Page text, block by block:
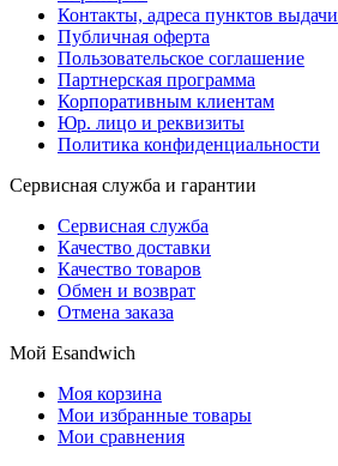
Контакты, адреса пунктов выдачи
Публичная оферта
Пользовательское соглашение
Партнерская программа
Корпоративным клиентам
Юр. лицо и реквизиты
Политика конфиденциальности
Сервисная служба и гарантии
Сервисная служба
Качество доставки
Качество товаров
Обмен и возврат
Отмена заказа
Мой Esandwich
Моя корзина
Мои избранные товары
Мои сравнения